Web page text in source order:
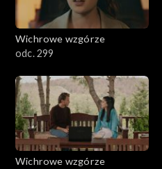
Wichrowe wzgórze
odc. 299
Wichrowe wzgórze